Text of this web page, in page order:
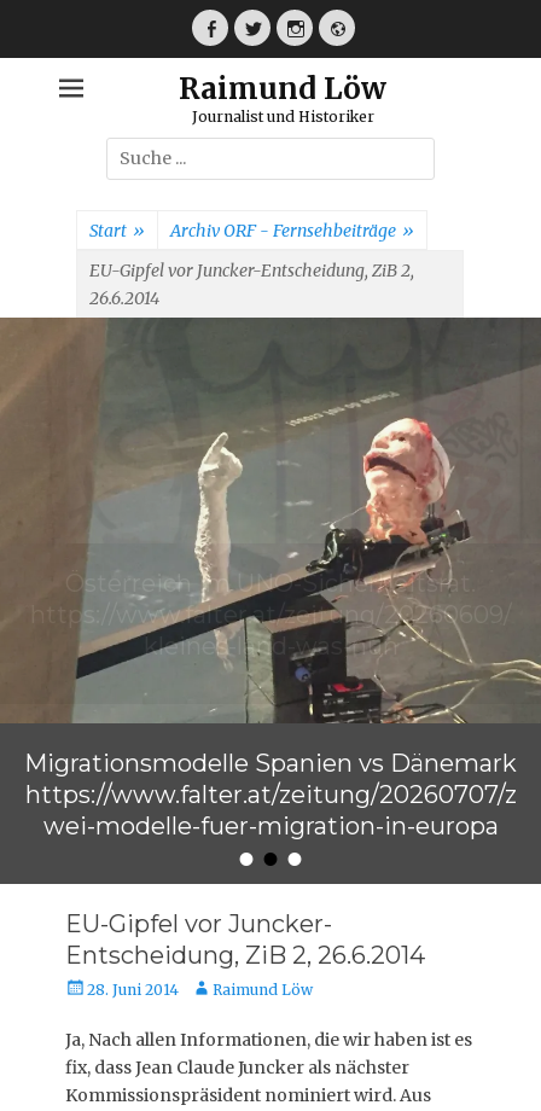
Facebook
TwitterInstagramWebseite
Raimund Löw
Journalist und Historiker
Suche
nach:
Start » Archiv ORF - Fernsehbeiträge »
EU-Gipfel vor Juncker-Entscheidung, ZiB 2,
26.6.2014
•••
Migrationsmodelle Spanien vs Dänemark
https://www.falter.at/zeitung/20260707/z
wei-modelle-fuer-migration-in-europa
Raimund Löw
EU-Gipfel vor Juncker-
Entscheidung, ZiB 2, 26.6.2014
Veröffentlicht
28. Juni 2014 AutorRaimund Löw
Ja, Nach allen Informationen, die wir haben ist es
fix, dass Jean Claude Juncker als nächster
Kommissionspräsident nominiert wird. Aus